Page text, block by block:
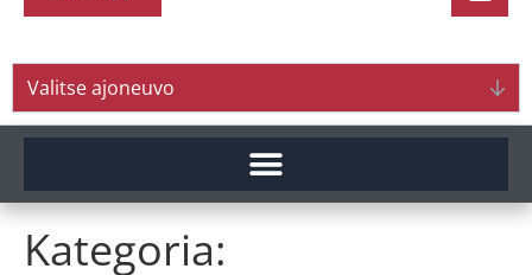
Valitse ajoneuvo
Kategoria: